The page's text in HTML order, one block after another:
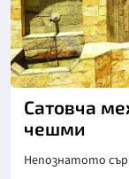
Сатовча
чешми
Непознатото